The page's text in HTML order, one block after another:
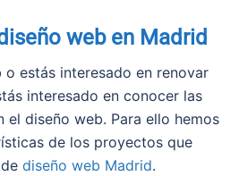
web en Madrid
o estás interesado en renovar
interesado en conocer las
el diseño web. Para ello hemos
de los proyectos que
diseño web Madrid.